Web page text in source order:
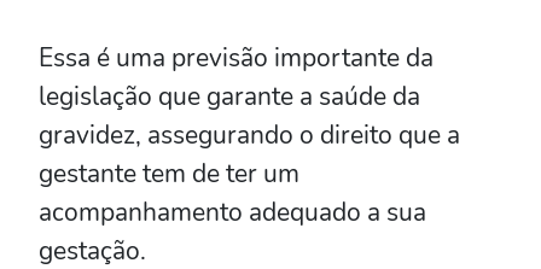
Essa é uma previsão importante da
legislação que garante a saúde da
gravidez, assegurando o direito que a
gestante tem de ter um
acompanhamento adequado a sua
gestação.